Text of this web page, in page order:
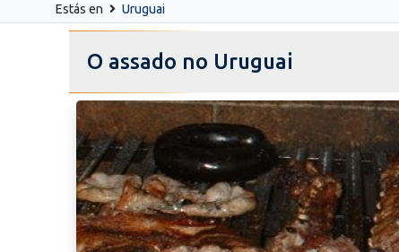
Estás en Uruguai
O assado no Uruguai